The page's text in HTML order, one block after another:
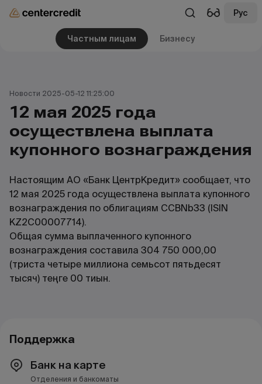
Рус
Частным лицам Бизнесу
Новости 2025-05-12 11:25:00
12 мая 2025 года
осуществлена выплата
купонного вознаграждения
Настоящим АО «Банк ЦентрКредит» сообщает, что
12 мая 2025 года осуществлена выплата купонного
вознаграждения по облигациям CCBNb33 (ISIN
KZ2C00007714).
Общая сумма выплаченного купонного
вознаграждения составила 304 750 000,00
(триста четыре миллиона семьсот пятьдесят
тысяч) теңге 00 тиын.
Поддержка
Банк на карте
Отделения и банкоматы